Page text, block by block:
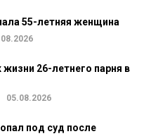
55-летняя женщина
жизни 26-летнего парня в
05.08.2026
под суд после